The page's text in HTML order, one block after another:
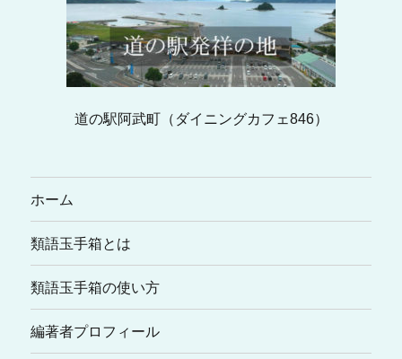
道の駅阿武町（ダイニングカフェ846）
ホーム
類語玉手箱とは
類語玉手箱の使い方
編著者プロフィール